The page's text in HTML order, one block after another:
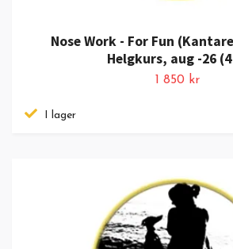
Nose Work - For Fun
Helgkurs, aug -26
1 850 kr
I lager